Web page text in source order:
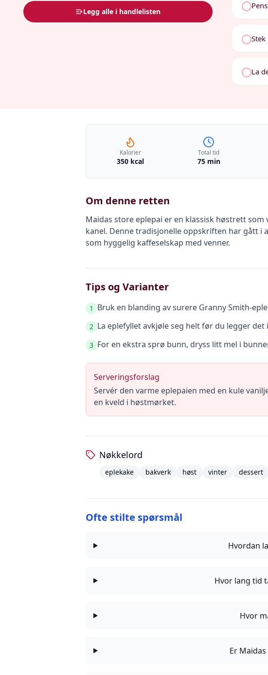
Legg alle i handlelisten
La
Kalorier
350 kcal
Total tid
75 min
Om denne retten
Maidas store eplepai er en klassisk høstrett
kanel. Denne tradisjonelle oppskriften har gått i
som hyggelig kaffeselskap med venner.
Tips og Varianter
1 Bruk en blanding av surere Granny Smith-
2 La eplefyllet avkjøle seg helt før du legger
3 For en ekstra sprø bunn, dryss litt mel i
Serveringsforslag
Servér den varme eplepaien med en kule
en kveld i høstmørket.
Nøkkelord
eplekake bakverk høst vinter dessert
Ofte stilte spørsmål
Hvordan
Hvor lang tid
Hvor
Er